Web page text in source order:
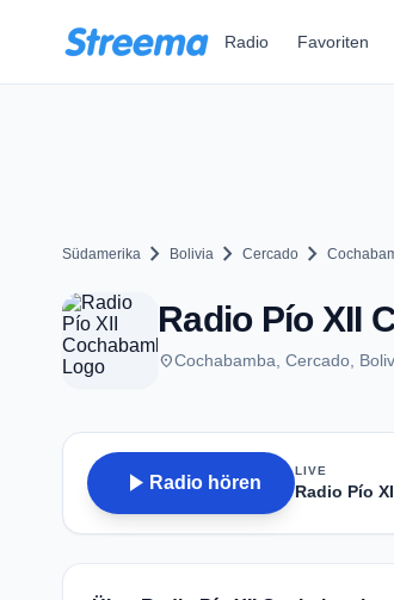
Radio Favoriten
Südamerika chevron_right Bolivia chevron_right Cercado chevron_right
Radio Pío XII
placeCochabamba, Cercado,
play_arrow Radio hören
LIVE
Radio Pío